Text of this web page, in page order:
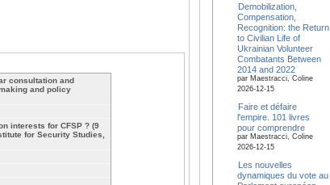
consultation and
and policy
interests for CFSP ? (9
for Security Studies,
Demobilization,
Compensation,
Recognition: the Return
to Civilian Life of
Ukrainian Volunteer
Combatants Between
2014 and 2022
par Maestracci, Coline
2026-12-15
Faire et défaire
l'empire. 101 livres
pour comprendre
par Maestracci, Coline
2026-12-15
Les nouvelles
dynamiques du vote au